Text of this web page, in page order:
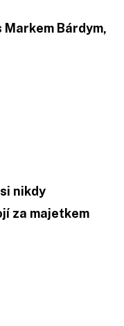
Markem Bárdym,
nikdy
za majetkem